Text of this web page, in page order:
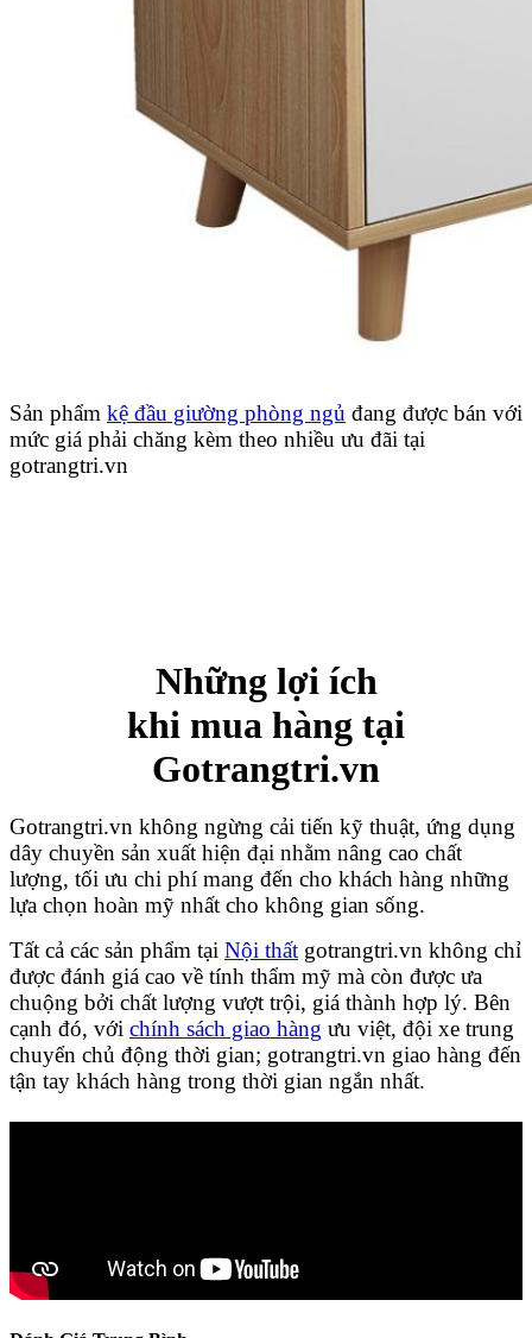
Sản phẩm kệ đầu giường phòng ngủ đang được bán với
mức giá phải chăng kèm theo nhiều ưu đãi tại
gotrangtri.vn
Những lợi ích
khi mua hàng tại
Gotrangtri.vn
Gotrangtri.vn không ngừng cải tiến kỹ thuật, ứng dụng
dây chuyền sản xuất hiện đại nhằm nâng cao chất
lượng, tối ưu chi phí mang đến cho khách hàng những
lựa chọn hoàn mỹ nhất cho không gian sống.
Tất cả các sản phẩm tại Nội thất gotrangtri.vn không chỉ
được đánh giá cao về tính thẩm mỹ mà còn được ưa
chuộng bởi chất lượng vượt trội, giá thành hợp lý. Bên
cạnh đó, với chính sách giao hàng ưu việt, đội xe trung
chuyển chủ động thời gian; gotrangtri.vn giao hàng đến
tận tay khách hàng trong thời gian ngắn nhất.